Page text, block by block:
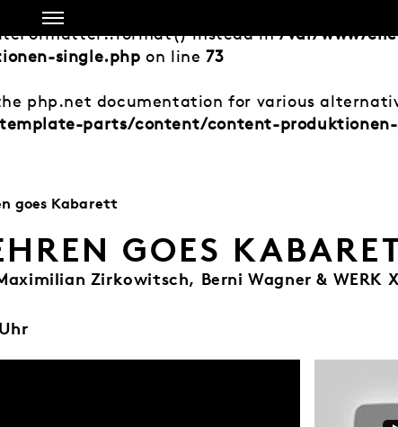
instead in/var/www/
single.php on line73
php.net documentation for various
parts/content/content-
goes Kabarett
GOES
Zirkowitsch, Berni Wagner & WERK